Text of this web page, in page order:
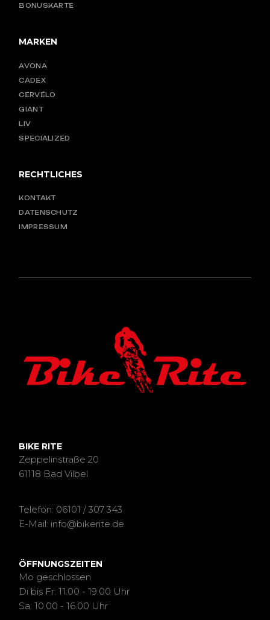
BONUSKARTE
MARKEN
AVONA
CADEX
CERVÉLO
GIANT
LIV
SPECIALIZED
RECHTLICHES
KONTAKT
DATENSCHUTZ
IMPRESSUM
BIKE RITE
Zeppelinstraße 20
61118 Bad Vilbel
Telefon: 06101 / 307 343
E-Mail: info@bikerite.de
ÖFFNUNGSZEITEN
Mo geschlossen
Di bis Fr: 11:00 - 19:00 Uhr
Sa: 10.00 - 16.00 Uhr